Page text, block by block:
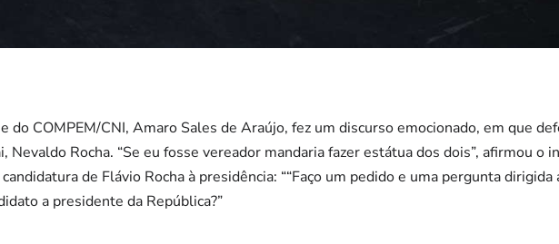
do COMPEM/CNI, Amaro Sales de Araújo, fez um discurso emocionado, em que
Nevaldo Rocha. “Se eu fosse vereador mandaria fazer estátua dos dois”, afirmou o
de Flávio Rocha à presidência: ““Faço um pedido e uma pergunta dirigida
a presidente da República?”